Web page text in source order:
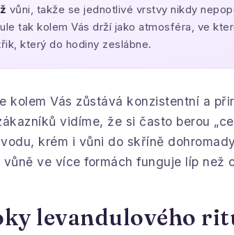
vůni, takže se jednotlivé vrstvy nikdy
tak kolem Vás drží jako atmosféra, ve
který do hodiny zeslábne.
kolem Vás zůstává konzistentní a
vidíme, že si často berou
krém i vůni do skříně
ve více formách funguje líp než
levandulového